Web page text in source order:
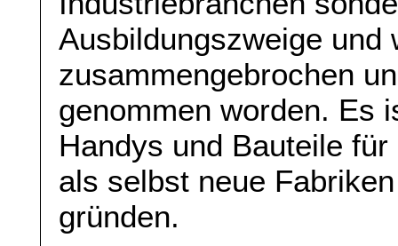
Ausbildungszweige
zusammengebrochen
genommen worden. Es
Handys und Bauteile
als selbst neue
gründen.